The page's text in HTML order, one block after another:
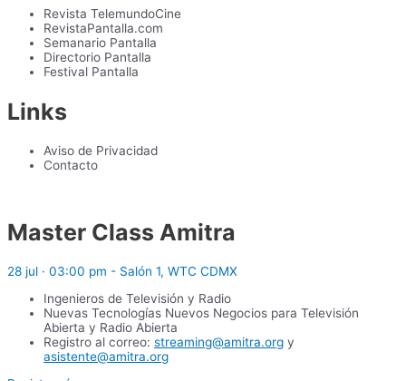
Revista TelemundoCine
RevistaPantalla.com
Semanario Pantalla
Directorio Pantalla
Festival Pantalla
Links
Aviso de Privacidad
Contacto
Master Class Amitra
28 jul · 03:00 pm - Salón 1, WTC CDMX
Ingenieros de Televisión y Radio
Nuevas Tecnologías Nuevos Negocios para Televisión
Abierta y Radio Abierta
Registro al correo: streaming@amitra.org y
asistente@amitra.org